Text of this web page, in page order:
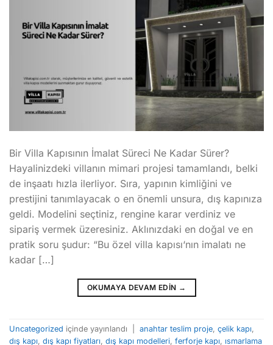
Bir Villa Kapısının İmalat Süreci Ne Kadar Sürer?
Hayalinizdeki villanın mimari projesi tamamlandı, belki
de inşaatı hızla ilerliyor. Sıra, yapının kimliğini ve
prestijini tanımlayacak o en önemli unsura, dış kapınıza
geldi. Modelini seçtiniz, rengine karar verdiniz ve
sipariş vermek üzeresiniz. Aklınızdaki en doğal ve en
pratik soru şudur: “Bu özel villa kapısı‘nın imalatı ne
kadar […]
OKUMAYA DEVAM EDIN →
Uncategorized içinde yayınlandı anahtar teslim proje, çelik kapı,
dış kapı, dış kapı fiyatları, dış kapı modelleri, ferforje kapı, ısmarlama